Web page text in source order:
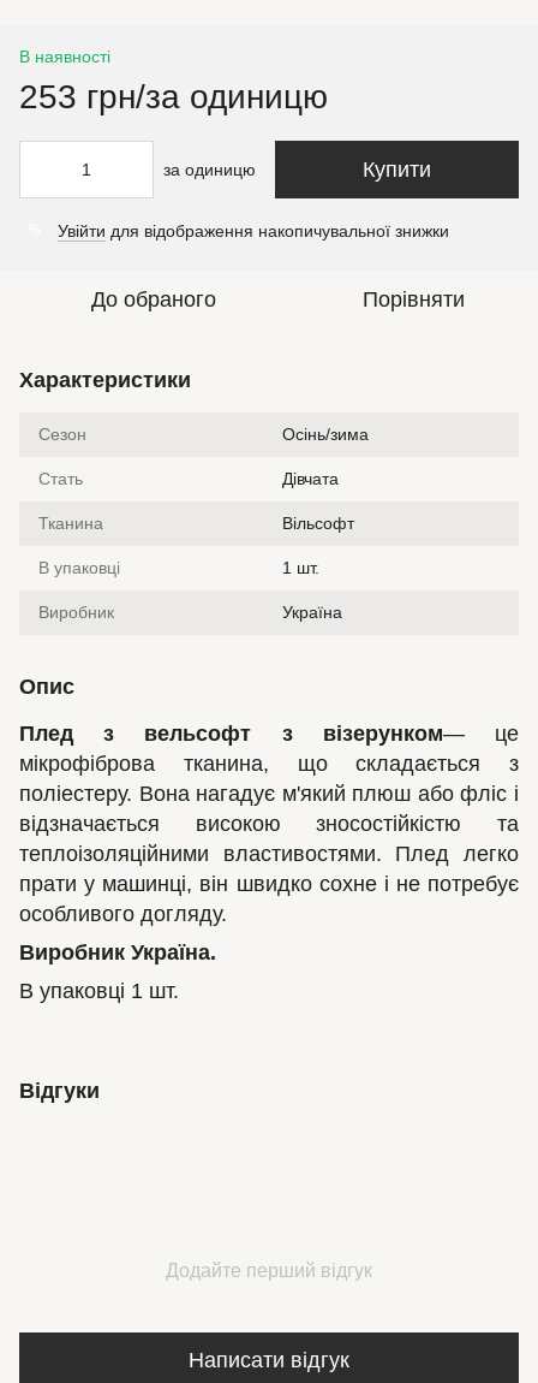
В наявності
253 грн/за одиницю
за одиницю Купити
Увійти для відображення накопичувальної знижки
До обраного Порівняти
Характеристики
Сезон Осінь/зима
Стать Дівчата
Тканина Вільсофт
В упаковці 1 шт.
Виробник Україна
Опис
Плед з вельсофт з візерунком— це
мікрофіброва тканина, що складається з
поліестеру. Вона нагадує м'який плюш або фліс і
відзначається високою зносостійкістю та
теплоізоляційними властивостями. Плед легко
прати у машинці, він швидко сохне і не потребує
особливого догляду.
Виробник Україна.
В упаковці 1 шт.
Відгуки
Додайте перший відгук
Написати відгук